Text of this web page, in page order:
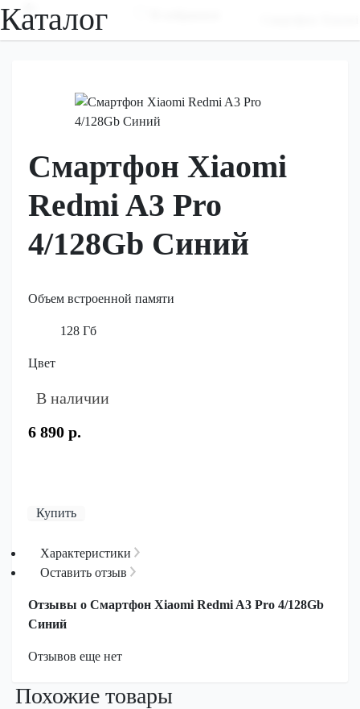
Смартфон Xiaomi
Redmi A3 Pro
4/128Gb Синий
Объем встроенной памяти
128 Гб
Цвет
В наличии
6 890 р.
Купить
Характеристики
Оставить отзыв
Отзывы о Смартфон Xiaomi Redmi A3 Pro 4/128Gb
Синий
Отзывов еще нет
Похожие товары
Каталог